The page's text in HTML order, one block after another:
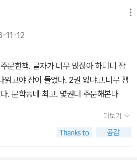
다 제대로 살아 있는 표정, 컷마다 번득
는 재미가 만만치 않다. 귀여워, 귀여워,
막 페이지. 건호의 의미심장한 윙크를
11-12
문한책. 글자가 너무 많잖아 하더니 잠
읽고야 잠이 들었다. 2권 없냐고.너무 잼
. 문학동네 최고. 몇권더 주문해본다
더보기